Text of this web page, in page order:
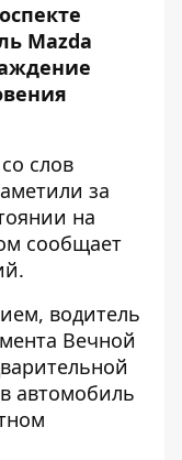
Mazda
слов
за
на
сообщает
водитель
Вечной
автомобиль